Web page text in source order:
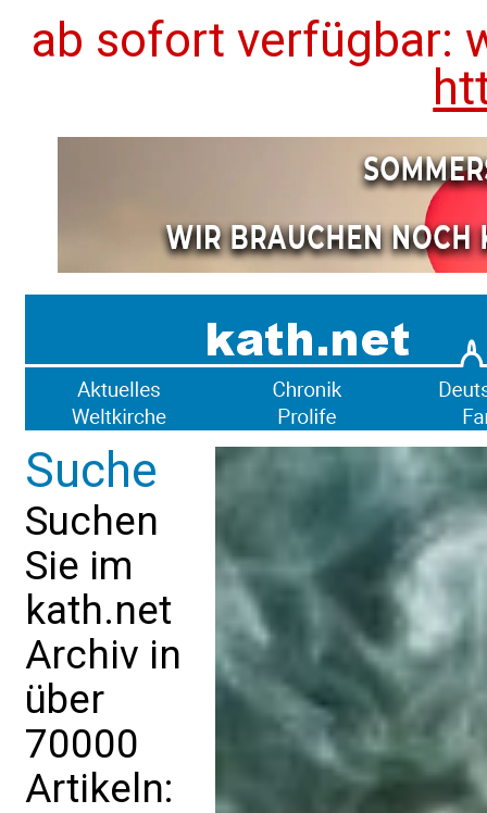
ab sofort verfügbar:
Suche
Suchen
Sie im
kath.net
Archiv in
über
70000
Artikeln: